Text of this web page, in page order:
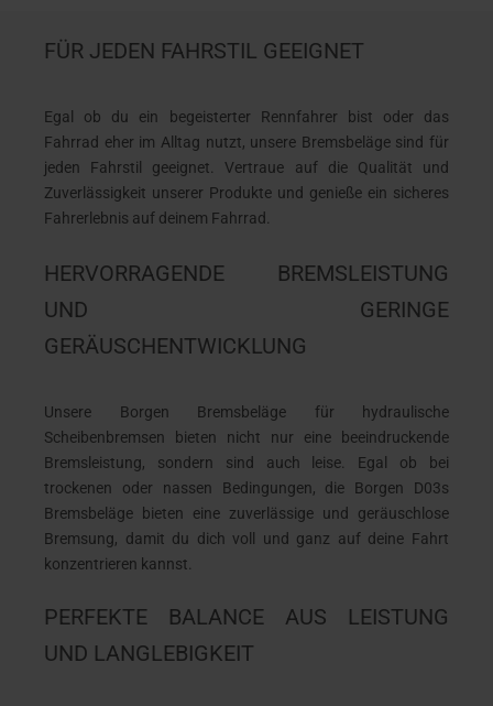
FÜR JEDEN FAHRSTIL GEEIGNET
Egal ob du ein begeisterter Rennfahrer bist oder das
Fahrrad eher im Alltag nutzt, unsere Bremsbeläge sind für
jeden Fahrstil geeignet. Vertraue auf die Qualität und
Zuverlässigkeit unserer Produkte und genieße ein sicheres
Fahrerlebnis auf deinem Fahrrad.
HERVORRAGENDE BREMSLEISTUNG
UND GERINGE
GERÄUSCHENTWICKLUNG
Unsere Borgen Bremsbeläge für hydraulische
Scheibenbremsen bieten nicht nur eine beeindruckende
Bremsleistung, sondern sind auch leise. Egal ob bei
trockenen oder nassen Bedingungen, die Borgen D03s
Bremsbeläge bieten eine zuverlässige und geräuschlose
Bremsung, damit du dich voll und ganz auf deine Fahrt
konzentrieren kannst.
PERFEKTE BALANCE AUS LEISTUNG
UND LANGLEBIGKEIT